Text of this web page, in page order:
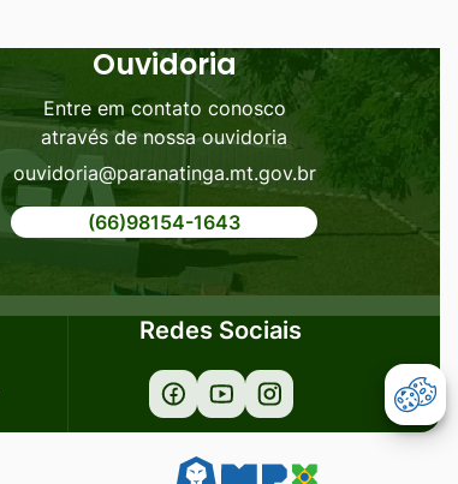
Ouvidoria
Entre em contato conosco
através de nossa ouvidoria
ouvidoria@paranatinga.mt.gov.br
(66)98154-1643
Redes Sociais
Acessar
a
Rede
Acessar
a
Rede
Acessar
a
Rede